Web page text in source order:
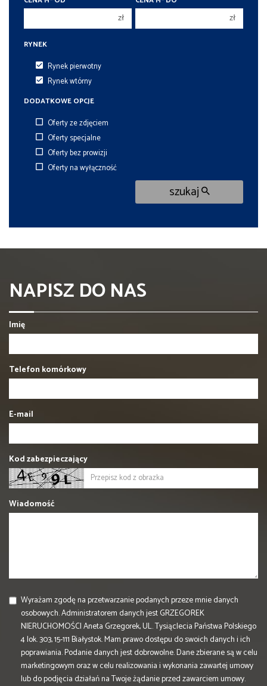
zł zł
RYNEK
Rynek pierwotny
Rynek wtórny
DODATKOWE OPCJE
Oferty ze zdjęciem
Oferty specjalne
Oferty bez prowizji
Oferty na wyłączność
szukaj
NAPISZ DO NAS
Imię
Telefon komórkowy
E-mail
Kod zabezpieczający
Wiadomość
Wyrażam zgodę na przetwarzanie podanych przeze mnie danych
osobowych. Administratorem danych jest GRZEGOREK
NIERUCHOMOŚCI Aneta Grzegorek, UL. Tysiąclecia Państwa Polskiego
4 lok. 303, 15-111 Białystok. Mam prawo dostępu do swoich danych i ich
poprawiania. Podanie danych jest dobrowolne. Dane zbierane są w celu
marketingowym oraz w celu realizowania i wykonania zawartej umowy
lub do podjęcia działań na Twoje żądanie przed zawarciem umowy.